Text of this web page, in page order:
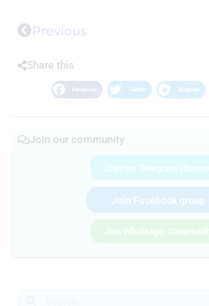
Previous
Share this
Facebook Twitter Telegram
Join our community
Join our Telegram
Join Facebook group
Join WhatsApp